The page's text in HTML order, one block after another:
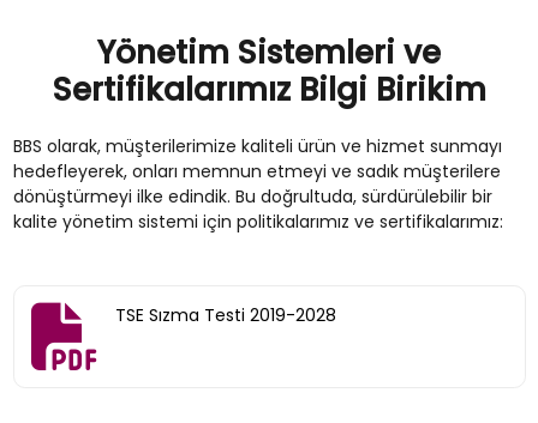
Yönetim Sistemleri ve
Sertifikalarımız Bilgi Birikim
BBS olarak, müşterilerimize kaliteli ürün ve hizmet sunmayı
hedefleyerek, onları memnun etmeyi ve sadık müşterilere
dönüştürmeyi ilke edindik. Bu doğrultuda, sürdürülebilir bir
kalite yönetim sistemi için politikalarımız ve sertifikalarımız:
TSE Sızma Testi 2019-2028